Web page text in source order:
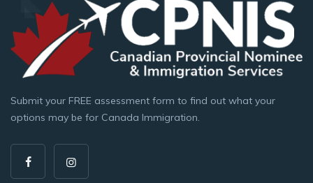
Submit your FREE assessment form to find out what your
options may be for Canada Immigration.